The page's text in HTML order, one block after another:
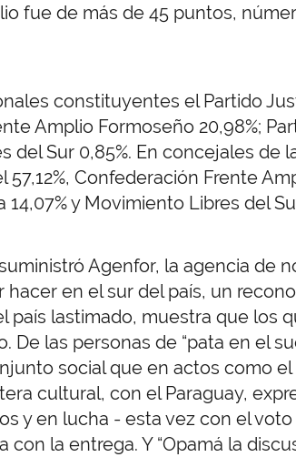
fue de más de 45 puntos,
constituyentes el Partido
Amplio Formoseño 20,98%;
del Sur 0,85%. En concejales de
Confederación Frente
y Movimiento Libres del
Agenfor, la agencia de
hacer en el sur del país, un
país lastimado, muestra que los
De las personas de “pata en el
social que en actos como
cultural, con el Paraguay,
y en lucha - esta vez con el
la entrega. Y “Opamá la